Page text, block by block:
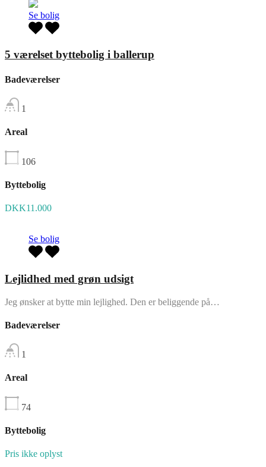
Se bolig
5 værelset byttebolig i ballerup
Badeværelser
1
Areal
106
Byttebolig
DKK11.000
Se bolig
Lejlidhed med grøn udsigt
Jeg ønsker at bytte min lejlighed. Den er beliggende på…
Badeværelser
1
Areal
74
Byttebolig
Pris ikke oplyst